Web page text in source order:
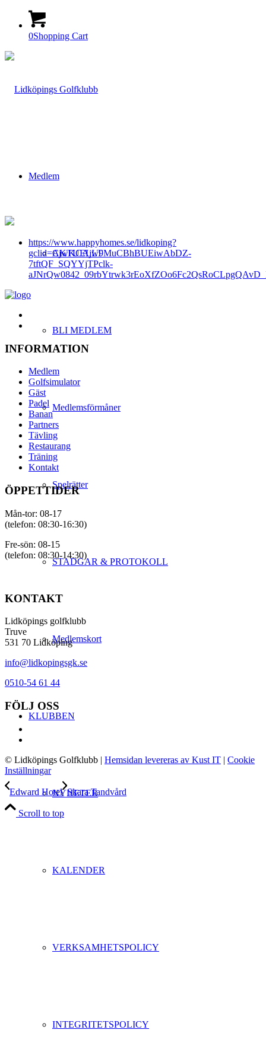
0Shopping Cart
Medlem
AKTUELLT
BLI MEDLEM
Medlemsförmåner
Spelrätter
STADGAR & PROTOKOLL
Medlemskort
KLUBBEN
NYHETER
KALENDER
VERKSAMHETSPOLICY
INTEGRITETSPOLICY
https://www.happyhomes.se/lidkoping?
gclid=CjwKCAjw9MuCBhBUEiwAbDZ-
7tftQF_SQYYjTPclk-
INFORMATION
Medlem
Golfsimulator
Gäst
Padel
Banan
Partners
Tävling
Restaurang
Träning
Kontakt
ÖPPETTIDER
Mån-tor: 08-17
(telefon: 08:30-16:30)
Fre-sön: 08-15
(telefon: 08:30-14:30)
KONTAKT
Lidköpings golfklubb
Truve
531 70 Lidköping
info@lidkopingsgk.se
0510-54 61 44
FÖLJ OSS
© Lidköpings Golfklubb | Hemsidan levereras av Kust IT | Cookie
Inställningar
Edward Hotel Skara Tandvård
Scroll to top